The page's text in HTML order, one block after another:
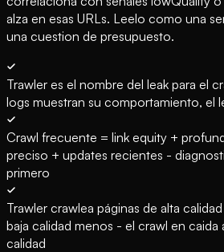
alza en esas URLs. Leelo como una
una cuestion de presupuesto.
Trawler es el nombre del leak para el
logs muestran su comportamiento, el
Crawl frecuente = link equity +
preciso + updates recientes -
primero
Trawler crawlea páginas de alta
baja calidad menos - el crawl en caida
calidad